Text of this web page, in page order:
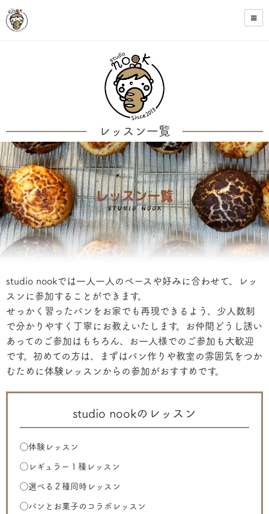
レッスン一覧
studio nookでは一人一人のペースや好みに合わせて、レッ
スンに参加することができます。
せっかく習ったパンをお家でも再現できるよう、少人数制
で分かりやすく丁寧にお教えいたします。お仲間どうし誘い
あってのご参加はもちろん、お一人様でのご参加も大歓迎
です。初めての方は、まずはパン作りや教室の雰囲気をつか
むために体験レッスンからの参加がおすすめです。
studio nookのレッスン
◯体験レッスン
◯レギュラー１種レッスン
◯選べる２種同時レッスン
◯パンとお菓子のコラボレッスン